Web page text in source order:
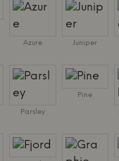
Azure Juniper
Parsley
Pine